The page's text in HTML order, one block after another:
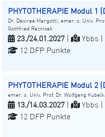
PHYTOTHERAPIE Modul 1
Dr. Desiree Margotti, emer. o. Univ.
Gottfried Reznicek
23./24.01.2027 Ybbs |
12 DFP Punkte
PHYTOTHERAPIE Modul 2
emer. o. Univ. Prof. Dr. Wolfgang
13./14.03.2027 Ybbs |
12 DFP Punkte